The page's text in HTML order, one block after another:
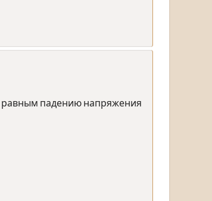
равным падению напряжения